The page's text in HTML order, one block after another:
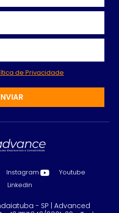
de Privacidade
Instagram
Youtube
Linkedin
- SP | Advanced